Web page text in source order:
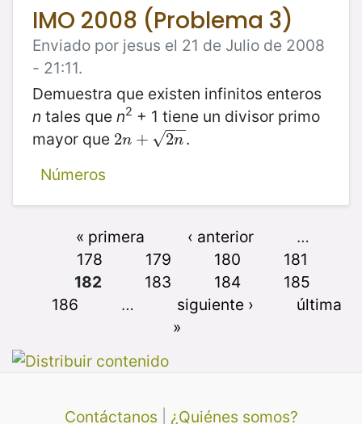
IMO 2008 (Problema 3)
Enviado por jesus el 21 de Julio de 2008
- 21:11.
Demuestra que existen infinitos enteros
n tales que n2 + 1 tiene un divisor primo
mayor que 2n + 2n
−−
√
2n +2 n
.
Números
« primera ‹ anterior
…
178
179 180
181
182
183 184
185
186
… siguiente ›
última
»
Contáctanos ¿Quiénes somos?